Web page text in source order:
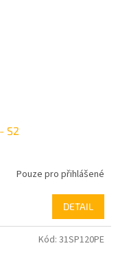
S2
Pouze pro přihlášené
DETAIL
Kód: 31SP120PE